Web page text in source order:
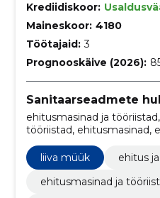
Krediidiskoor:
Maineskoor: 4180
Töötajaid: 3
Prognooskäive (2026):
Sanitaarseadmete
ehitusmasinad ja
tööriistad, ehitusmasinad,
ja mullatööd, masinad ja
Ekskavaatori teenus,
teenused
liiva müük
ehitus
ehitusmasinad ja